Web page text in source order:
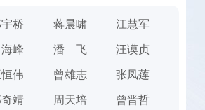
桥 蒋晨啸 江慧军
海峰 潘飞 汪谟贞
伟 曾雄志 张凤莲
靖 周天培 曾晋哲